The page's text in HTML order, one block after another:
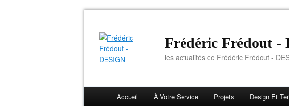
Frédéric Frédout -
les actualités de Frédéric Frédout -
Accueil À Votre Service Projets Design Et